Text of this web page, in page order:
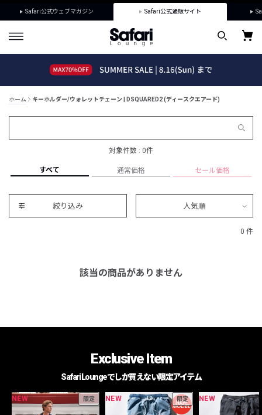
Safari公式ウェブマガジン Safari公式通販サイト
ホーム キーホルダー/ウォレットチェーン | DSQUARED2 (ディースクエアード)
対象件数 : 0件
すべて 通常価格 セール価格
絞り込み 人気順
0 件
該当の商品がありません
Exclusive Item
Safari Loungeでしか買えない限定アイテム
NEW 限定 NEW 限定 NEW